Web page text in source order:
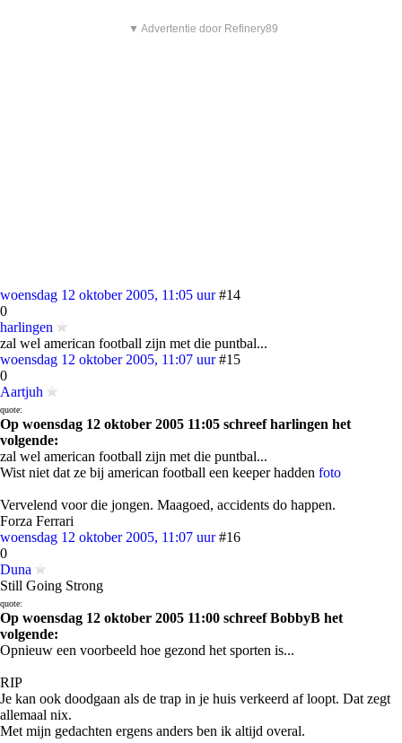
▼ Advertentie door Refinery89
woensdag 12 oktober 2005, 11:05 uur #14
0
harlingen
zal wel american football zijn met die puntbal...
woensdag 12 oktober 2005, 11:07 uur #15
0
Aartjuh
quote:
Op woensdag 12 oktober 2005 11:05 schreef harlingen het
volgende:
zal wel american football zijn met die puntbal...
Wist niet dat ze bij american football een keeper hadden foto
Vervelend voor die jongen. Maagoed, accidents do happen.
Forza Ferrari
woensdag 12 oktober 2005, 11:07 uur #16
0
Duna
Still Going Strong
quote:
Op woensdag 12 oktober 2005 11:00 schreef BobbyB het
volgende:
Opnieuw een voorbeeld hoe gezond het sporten is...
RIP
Je kan ook doodgaan als de trap in je huis verkeerd af loopt. Dat zegt
allemaal nix.
Met mijn gedachten ergens anders ben ik altijd overal.